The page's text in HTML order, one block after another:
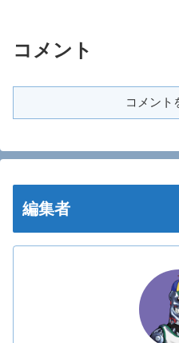
コメント
コメント
編集者